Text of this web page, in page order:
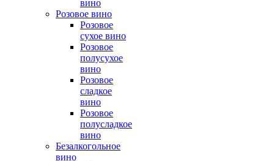
вино
Розовое вино
Розовое
сухое вино
Розовое
полусухое
вино
Розовое
сладкое
вино
Розовое
полусладкое
вино
Безалкогольное
вино